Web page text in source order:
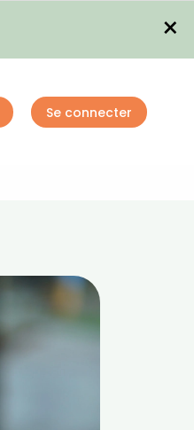
×
Se connecter